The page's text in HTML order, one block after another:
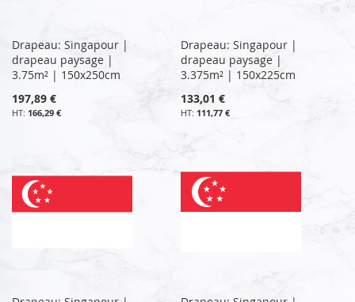
Drapeau: Singapour |
drapeau paysage |
3.75m² | 150x250cm
197,89 €
166,29 €
Drapeau: Singapour |
drapeau paysage |
3.375m² | 150x225cm
133,01 €
111,77 €